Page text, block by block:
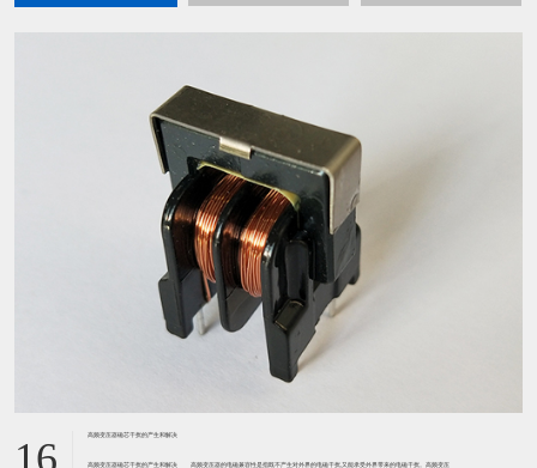
高频变压器磁芯干扰的产生和解决
高频变压器磁芯干扰的产生和解决 高频变压器的电磁兼容性是指既不产生对外界的电磁干扰,又能承受外界带来的电磁干扰。高频变压